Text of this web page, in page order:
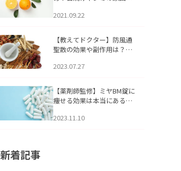
2021.09.22
【教えてドクター】防風通
聖散の効果や副作用は？長
2023.07.27
【薬剤師監修】ミヤBM錠に
痩せる効果は本当にある
2023.11.10
新着記事